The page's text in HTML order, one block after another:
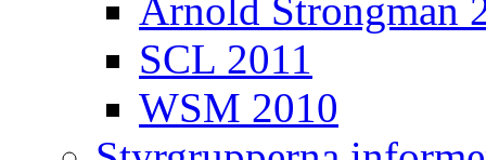
Arnold Strongman
SCL 2011
WSM 2010